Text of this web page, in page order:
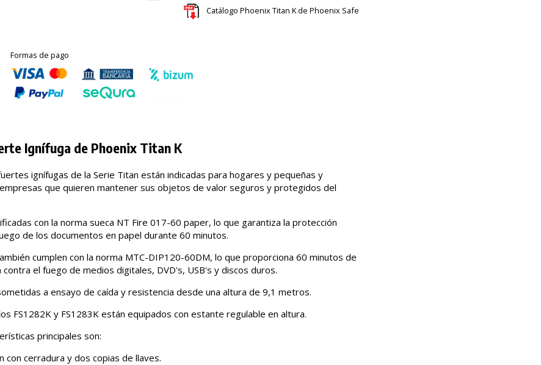
Catálogo Phoenix Titan K de Phoenix Safe
Formas de pago
Ignífuga de Phoenix Titan K
ignífugas de la Serie Titan están indicadas para hogares y pequeñas y
que quieren mantener sus objetos de valor seguros y protegidos del
con la norma sueca NT Fire 017-60 paper, lo que garantiza la protección
de los documentos en papel durante 60 minutos.
cumplen con la norma MTC-DIP120-60DM, lo que proporciona 60 minutos de
el fuego de medios digitales, DVD's, USB's y discos duros.
a ensayo de caída y resistencia desde una altura de 9,1 metros.
FS1282K y FS1283K están equipados con estante regulable en altura.
principales son:
con cerradura y dos copias de llaves.